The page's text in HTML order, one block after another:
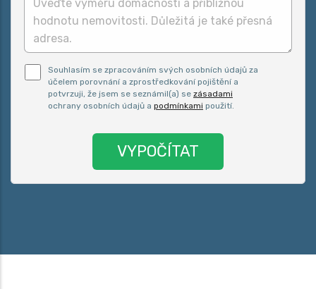
Pro odeslání musite odsouhlasit naše podmínky.
Souhlasím se zpracováním svých osobních údajů za
účelem porovnání a zprostředkování pojištění a
potvrzuji, že jsem se seznámil(a) se zásadami
ochrany osobních údajů a podmínkami použití.